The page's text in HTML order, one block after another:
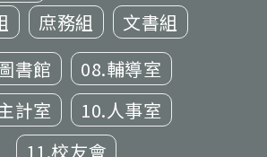
庶務組
文書組
書館
08.輔導室
計室
10.人事室
11.校友會